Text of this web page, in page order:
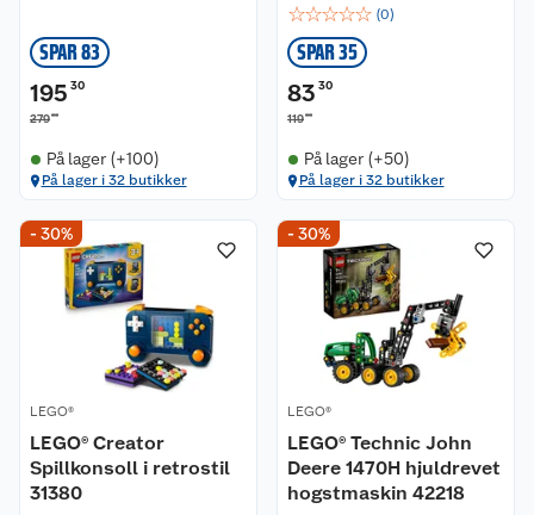
SPAR 83
195 30
27900
På lager (+100)
På lager i 32 butikker
☆☆☆☆☆ (0)
SPAR 35
83 30
11900
På lager (+50)
På lager i 32 butikker
- 30%
LEGO®
LEGO® Creator
Spillkonsoll i retrostil
31380
- 30%
LEGO®
LEGO® Technic John
Deere 1470H hjuldrevet
hogstmaskin 42218
Om oss
Våre butikker
Våre merkevarer
Kundeservice
Kontakt oss
Angre- og returrett
Reklamasjon og garanti
Ofte stilte spørsmål